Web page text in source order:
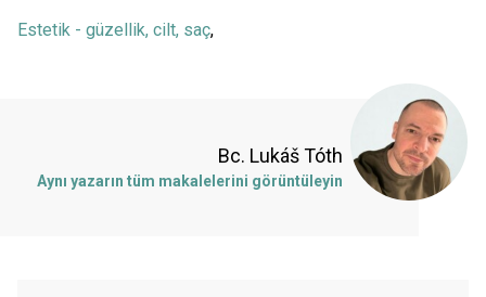
Estetik - güzellik, cilt, saç,
Bc. Lukáš Tóth
Aynı yazarın tüm makalelerini görüntüleyin